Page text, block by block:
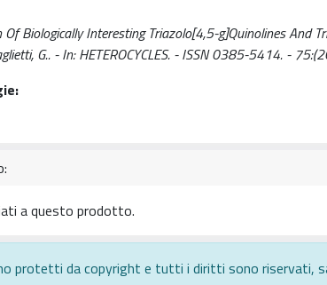
Biologically Interesting Triazolo[4,5-g]Quinolines And
G.. - In: HETEROCYCLES. - ISSN 0385-5414. -
a questo prodotto.
protetti da copyright e tutti i diritti sono riservati,